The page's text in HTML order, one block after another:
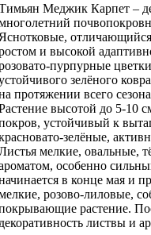
Меджик Карпет –
и высокой
пурпурные
зелёного
протяжении всего
высотой до 5-10
устойчивый к
зелёные,
мелкие, овальные,
особенно
в конце мая и
розово-лиловые,
растение.
листвы и